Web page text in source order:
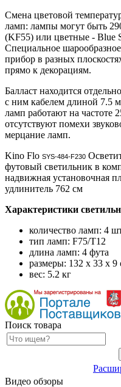
Смена цветовой
ламп: лампы могут быть
(KF55) или цветные - Blue
Специальное
прибор в разных
прямо к декорациям.
Балласт находится
с ним кабелем длиной 7.5
ламп работают на частоте
отсутствуют помехи
мерцание ламп.
Kino Flo SYS-484-F230
футовый светильник в
надвижная установочная
удлинитель 762 см
Характеристики
количество ламп: 4
тип ламп: F75/T12
длина ламп: 4 фута
размеры: 132 x 33 x 9
вес: 5.2 кг
Поиск товара
Видео обзоры